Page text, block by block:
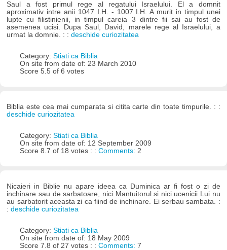
Saul a fost primul rege al regatului Israelului. El a domnit
aproximativ intre anii 1047 I.H. - 1007 I.H. A murit in timpul unei
lupte cu filistinienii, in timpul careia 3 dintre fii sai au fost de
asemenea ucisi. Dupa Saul, David, marele rege al Israelului, a
urmat la domnie. : :deschide curiozitatea
Category: Stiati ca Biblia
On site from date of: 23 March 2010
Score 5.5 of 6 votes
Biblia este cea mai cumparata si citita carte din toate timpurile. : :
deschide curiozitatea
Category: Stiati ca Biblia
On site from date of: 12 September 2009
Score 8.7 of 18 votes : : Comments: 2
Nicaieri in Biblie nu apare ideea ca Duminica ar fi fost o zi de
inchinare sau de sarbatoare, nici Mantuitorul si nici ucenicii Lui nu
au sarbatorit aceasta zi ca fiind de inchinare. Ei serbau sambata. :
:deschide curiozitatea
Category: Stiati ca Biblia
On site from date of: 18 May 2009
Score 7.8 of 27 votes : : Comments: 7